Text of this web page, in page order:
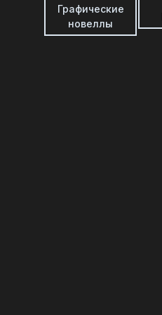
Графические
новеллы